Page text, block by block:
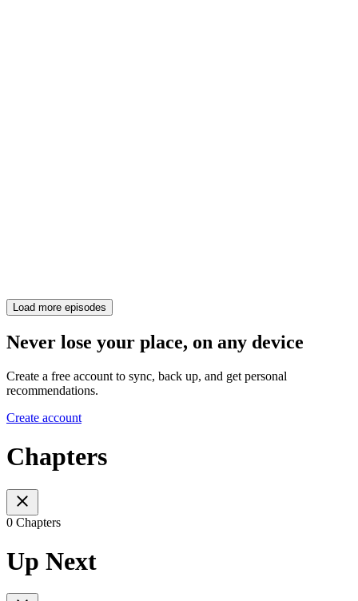
Load more episodes
Never lose your place, on any device
Create a free account to sync, back up, and get personal
recommendations.
Create account
Chapters
0 Chapters
Up Next